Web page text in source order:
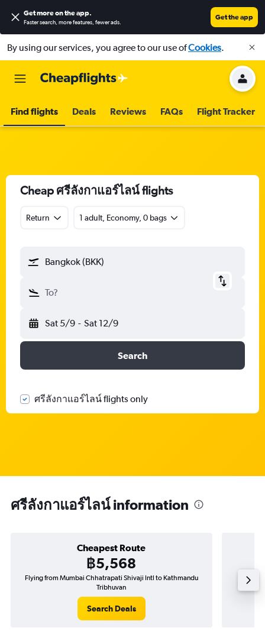
Get more on the app.
Faster search, more features, fewer ads.
Get the app
By using our services, you agree to our use ofCookies.
Find flights Deals Reviews FAQs Flight Tracker
Cheap ศรีลังกาแอร์ไลน์ flights
Return 1 adult, Economy, 0 bags
Bangkok (BKK)
To?
Sat 5/9 - Sat 12/9
Search
ศรีลังกาแอร์ไลน์ flights only
ศรีลังกาแอร์ไลน์ information
Cheapest Route
฿5,568
Flying from Mumbai Chhatrapati Shivaji Intl to Kathmandu
Tribhuvan
Search Deals